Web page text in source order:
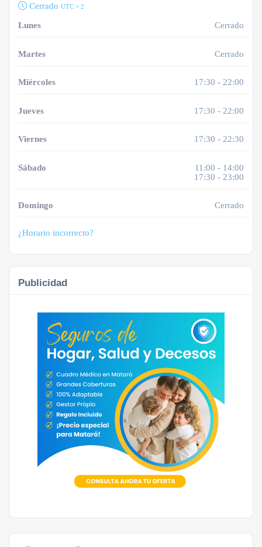
Cerrado UTC + 2
Lunes Cerrado
Martes Cerrado
Miércoles 17:30 - 22:00
Jueves 17:30 - 22:00
Viernes 17:30 - 22:30
Sábado
11:00 - 14:00
17:30 - 23:00
Domingo Cerrado
¿Horario incorrecto?
Publicidad